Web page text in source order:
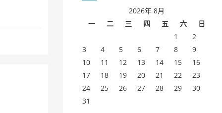
2026年 8月
一
二 三 四 五 六
日
1
2
3
4 5 6 7 8
9
10
11 12 13 14 15
16
17
18 19 20 21 22
23
24
25 26 27 28 29
30
31